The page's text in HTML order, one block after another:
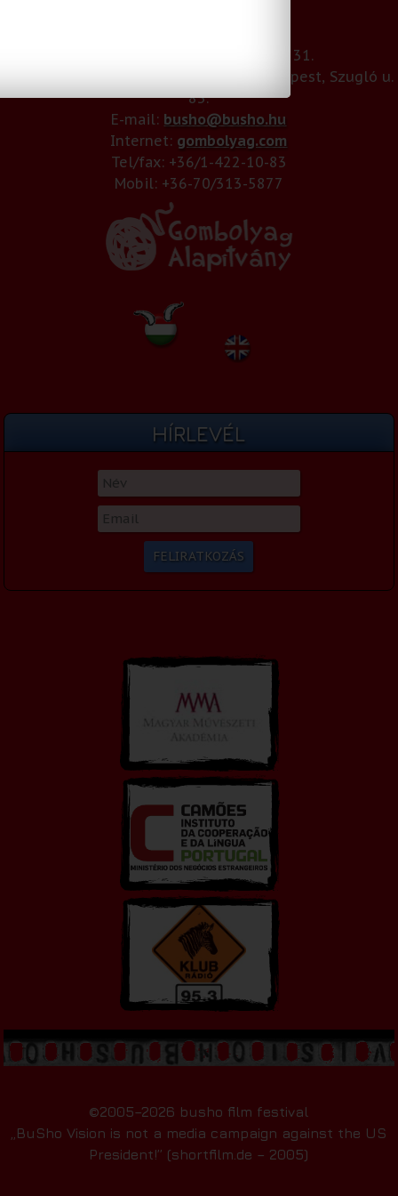
Székhely: 6336 – Gombolyag 31.
Telephely / Levelezési cím: 1141 – Budapest, Szugló u.
83.
E-mail: busho@busho.hu
Internet: gombolyag.com
Tel/fax: +36/1-422-10-83
Mobil: +36-70/313-5877
HÍRLEVÉL
©2005–2026 busho film festival
„BuSho Vision is not a media campaign against the US
President!” (shortfilm.de – 2005)